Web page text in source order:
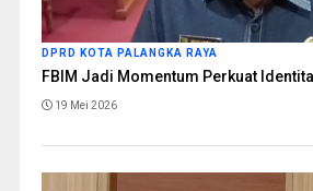
DPRD KOTA PALANGKA RAYA
FBIM Jadi Momentum Perkuat
19 Mei 2026